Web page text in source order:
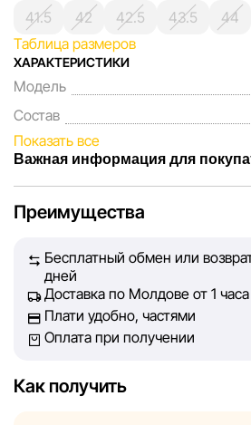
41.5 42 42.5 43.5 44
Таблица размеров
ХАРАКТЕРИСТИКИ
Модель
Состав
Показать все
Важная информация для
наших покупателей. Каждый день
на сайте, была максимально
актуальной. Наша цель —
информацией, чтобы вы смогли
решение о покупке.
не может гарантировать
Преимущества
Бесплатный обмен или
дней
Доставка по Молдове от 1 часа
Плати удобно, частями
Оплата при получении
Как получить